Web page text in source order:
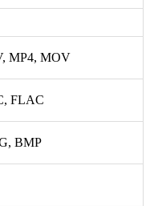
MP4, MOV
FLAC
BMP